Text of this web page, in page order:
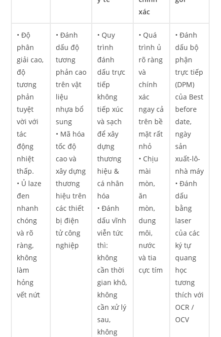
xác
• Độ
phân
giải cao,
độ
tương
phản
tuyệt
vời với
tác
động
nhiệt
thấp.
• Ủ laze
đen
nhanh
chóng
và rõ
ràng,
không
làm
hỏng
vết nứt
• Đánh
dấu độ
tương
phản cao
trên vật
liệu
nhựa bổ
sung
• Mã hóa
tốc độ
cao và
xây dựng
thương
hiệu trên
các thiết
bị điện
tử công
nghiệp
• Quy
trình
đánh
dấu trực
tiếp
không
tiếp xúc
và sạch
để xây
dựng
thương
hiệu &
cá nhân
hóa
• Đánh
dấu vĩnh
viễn tức
thì:
không
cần thời
gian khô,
không
cần xử lý
sau,
không
• Quá
trình ủ
rõ ràng
và
chính
xác
ngay cả
trên bề
mặt rất
nhỏ
• Chịu
mài
mòn,
ăn
mòn,
dung
môi,
nước
và tia
cực tím
• Đánh
dấu bộ
phận
trực tiếp
(DPM)
của Best
before
date,
ngày
sản
xuất-lô-
nhà máy
• Đánh
dấu
bằng
laser
của các
ký tự
quang
học
tương
thích với
OCR /
OCV